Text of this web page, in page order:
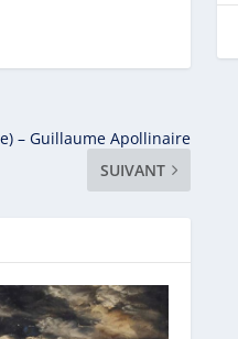
– Guillaume Apollinaire
SUIVANT